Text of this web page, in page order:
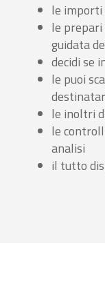
le
le
guidata
decidi se
le puoi
le inoltri
le
analisi
il tutto